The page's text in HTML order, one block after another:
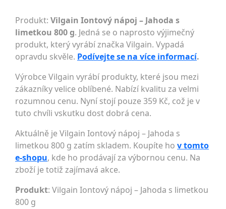
Produkt: Vilgain Iontový nápoj – Jahoda s
limetkou 800 g. Jedná se o naprosto výjimečný
produkt, který vyrábí značka Vilgain. Vypadá
opravdu skvěle. Podívejte se na více informací.
Výrobce Vilgain vyrábí produkty, které jsou mezi
zákazníky velice oblíbené. Nabízí kvalitu za velmi
rozumnou cenu. Nyní stojí pouze 359 Kč, což je v
tuto chvíli vskutku dost dobrá cena.
Aktuálně je Vilgain Iontový nápoj – Jahoda s
limetkou 800 g zatím skladem. Koupíte ho v tomto
e-shopu, kde ho prodávají za výbornou cenu. Na
zboží je totiž zajímavá akce.
Produkt: Vilgain Iontový nápoj – Jahoda s limetkou
800 g